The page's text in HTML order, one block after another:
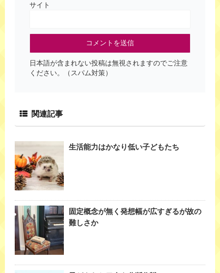
サイト
日本語が含まれない投稿は無視されますのでご注意
ください。（スパム対策）
関連記事
生活能力はかなり低い子どもたち
固定概念が無く発想幅が広すぎるが故の
難しさか